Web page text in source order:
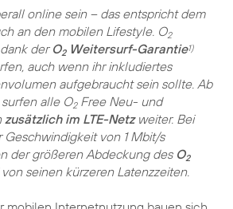
online sein – das entspricht dem
an den mobilen Lifestyle. O2
derO2Weitersurf-Garantie1)
auch wenn ihr inkludiertes
aufgebraucht sein sollte. Ab
alle O2Free Neu- und
zusätzlich im LTE-Netzweiter. Bei
von 1 Mbit/s
der größeren Abdeckung des O2
seinen kürzeren Latenzzeiten.